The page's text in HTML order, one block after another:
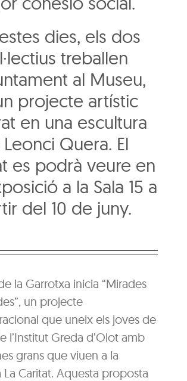
dies, els dos
treballen
al Museu,
projecte artístic
en una escultura
Quera. El
es podrà veure en
a la Sala 15 a
del 10 de juny.
la Garrotxa inicia “Mirades
un projecte
que uneix els joves de
l’Institut Greda d’Olot amb
grans que viuen a la
La Caritat. Aquesta proposta